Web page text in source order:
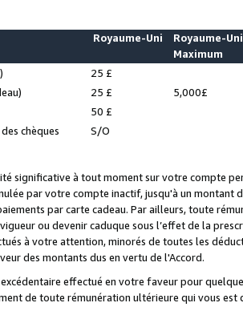
Royaume-Uni
Royaume-Uni
Maximum
25 £
25 £
5,000£
50 £
chèques
S/O
significative à tout moment sur votre compte
par votre compte inactif, jusqu'à un montant
par carte cadeau. Par ailleurs, toute
ou devenir caduque sous l’effet de la
à votre attention, minorés de toutes les
des montants dus en vertu de l'Accord.
excédentaire effectué en votre faveur pour
de toute rémunération ultérieure qui vous est